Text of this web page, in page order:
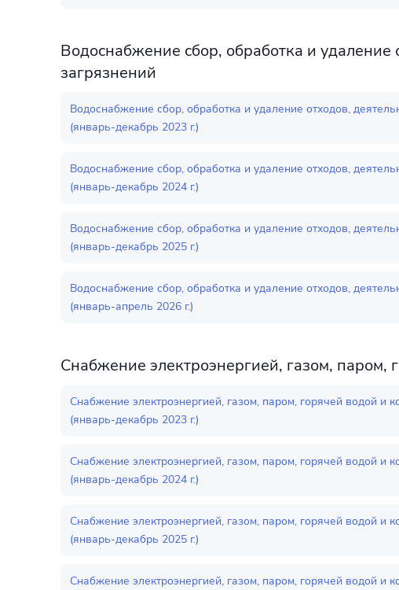
Водоснабжение сбор, обработка и удаление
загрязнений
Водоснабжение сбор, обработка и удаление отходов,
(январь-декабрь 2023 г.)
Водоснабжение сбор, обработка и удаление отходов,
(январь-декабрь 2024 г.)
Водоснабжение сбор, обработка и удаление отходов,
(январь-декабрь 2025 г.)
Водоснабжение сбор, обработка и удаление отходов,
(январь-апрель 2026 г.)
Снабжение электроэнергией, газом,
Снабжение электроэнергией, газом, паром, горячей водой и
(январь-декабрь 2023 г.)
Снабжение электроэнергией, газом, паром, горячей водой и
(январь-декабрь 2024 г.)
Снабжение электроэнергией, газом, паром, горячей водой и
(январь-декабрь 2025 г.)
Снабжение электроэнергией, газом, паром, горячей водой и